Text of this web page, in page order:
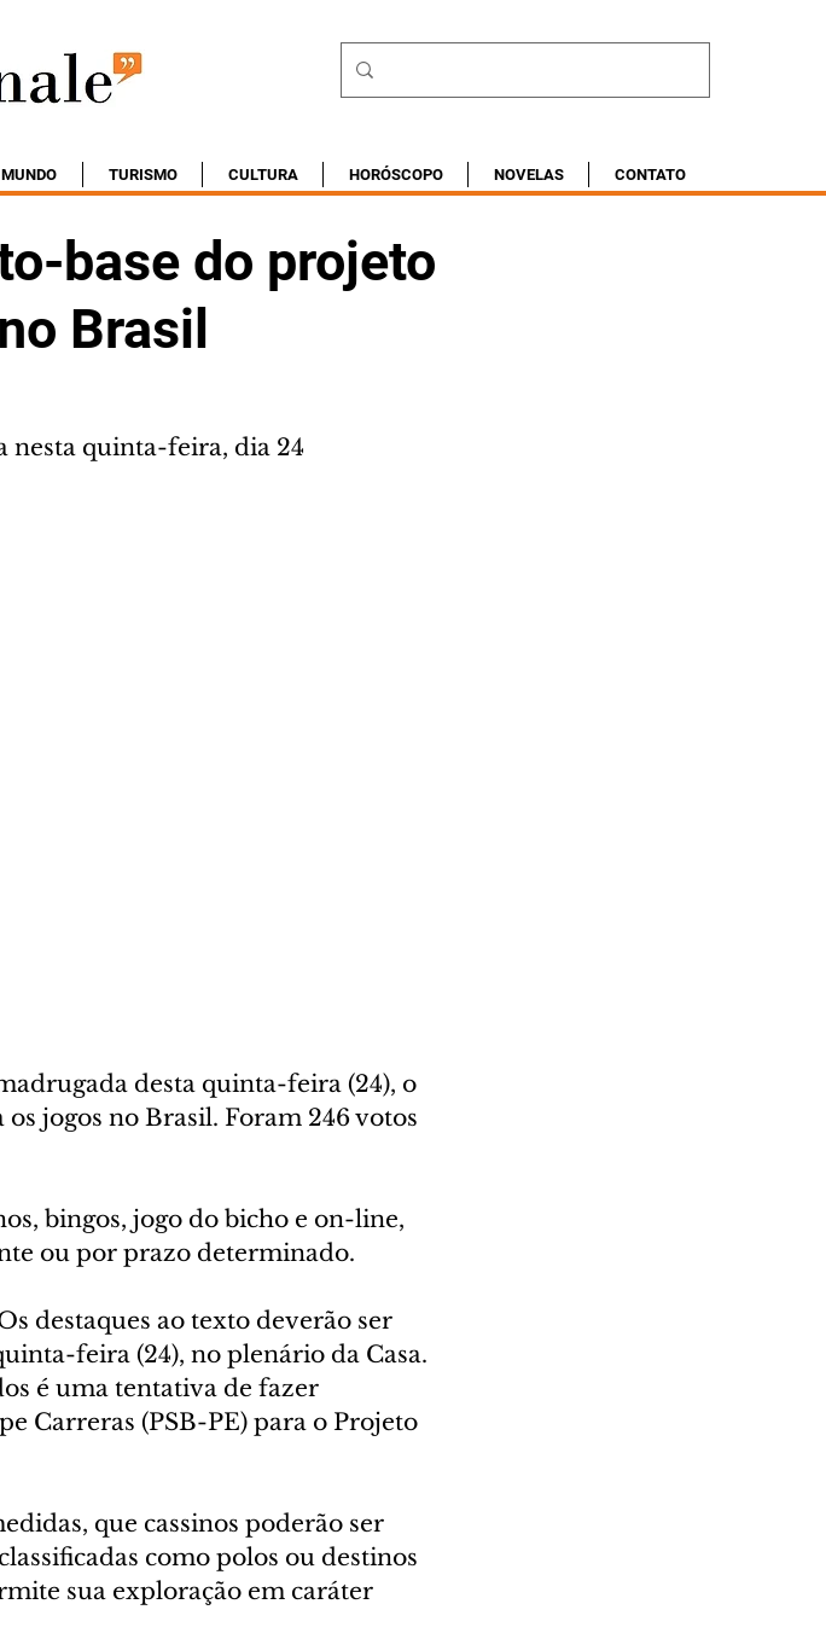
MUNDO TURISMO CULTURA HORÓSCOPO NOVELAS CONTATO
base do projeto
Brasil
nesta quinta-feira, dia 24
desta quinta-feira (24), o
jogos no Brasil. Foram 246 votos
bingos, jogo do bicho e on-line,
ou por prazo determinado.
destaques ao texto deverão ser
feira (24), no plenário da Casa.
é uma tentativa de fazer
Carreras (PSB-PE) para o Projeto
que cassinos poderão ser
como polos ou destinos
sua exploração em caráter